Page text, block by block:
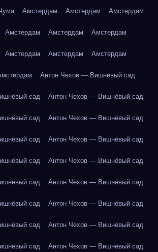
Амстердам Амстердам Амстердам
Амстердам Амстердам Амстердам
Амстердам Амстердам Амстердам
Антон Чехов — Вишнёвый сад
сад Антон Чехов — Вишнёвый сад
сад Антон Чехов — Вишнёвый сад
сад Антон Чехов — Вишнёвый сад
сад Антон Чехов — Вишнёвый сад
сад Антон Чехов — Вишнёвый сад
сад Антон Чехов — Вишнёвый сад
сад Антон Чехов — Вишнёвый сад
сад Антон Чехов — Вишнёвый сад